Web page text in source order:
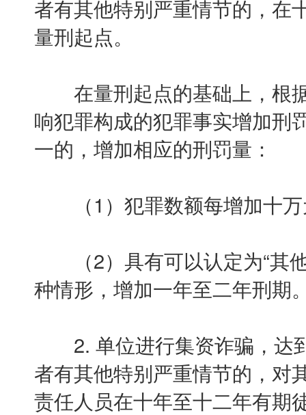
者有其他特别严重情节的，在
量刑起点。
在量刑起点的基础上，根
响犯罪构成的犯罪事实增加刑
一的，增加相应的刑罚量：
（1）犯罪数额每增加十万
（2）具有可以认定为“其
种情形，增加一年至二年刑期
2. 单位进行集资诈骗，达
者有其他特别严重情节的，对
责任人员在十年至十二年有期